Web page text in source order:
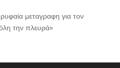
μεταγραφη για τον
την πλευρά»